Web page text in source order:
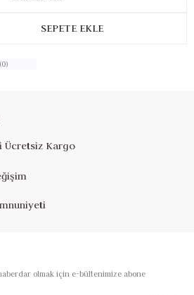
Ücretsiz Kargo
olmak için e-bültenimize abone